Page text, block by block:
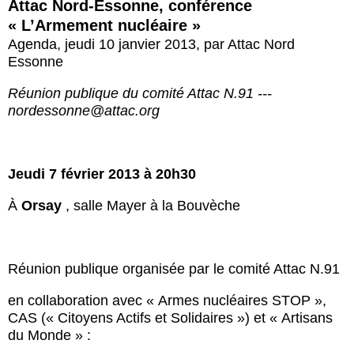
Attac Nord-Essonne, conférence
« L’Armement nucléaire »
Agenda, jeudi 10 janvier 2013, par Attac Nord
Essonne
Réunion publique du comité Attac N.91 ---
nordessonne@attac.org
Jeudi 7 février 2013 à 20h30
À Orsay , salle Mayer à la Bouvèche
Réunion publique organisée par le comité Attac N.91
en collaboration avec « Armes nucléaires STOP »,
CAS (« Citoyens Actifs et Solidaires ») et « Artisans
du Monde » :